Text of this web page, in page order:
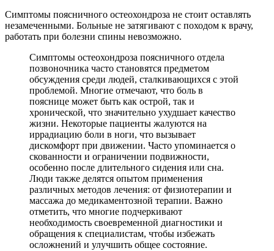
Симптомы поясничного остеохондроза не стоит оставлять
незамеченными. Больные не затягивают с походом к врачу,
работать при болезни спины невозможно.
Симптомы остеохондроза поясничного отдела
позвоночника часто становятся предметом
обсуждения среди людей, сталкивающихся с этой
проблемой. Многие отмечают, что боль в
пояснице может быть как острой, так и
хронической, что значительно ухудшает качество
жизни. Некоторые пациенты жалуются на
иррадиацию боли в ноги, что вызывает
дискомфорт при движении. Часто упоминается о
скованности и ограничении подвижности,
особенно после длительного сидения или сна.
Люди также делятся опытом применения
различных методов лечения: от физиотерапии и
массажа до медикаментозной терапии. Важно
отметить, что многие подчеркивают
необходимость своевременной диагностики и
обращения к специалистам, чтобы избежать
осложнений и улучшить общее состояние.